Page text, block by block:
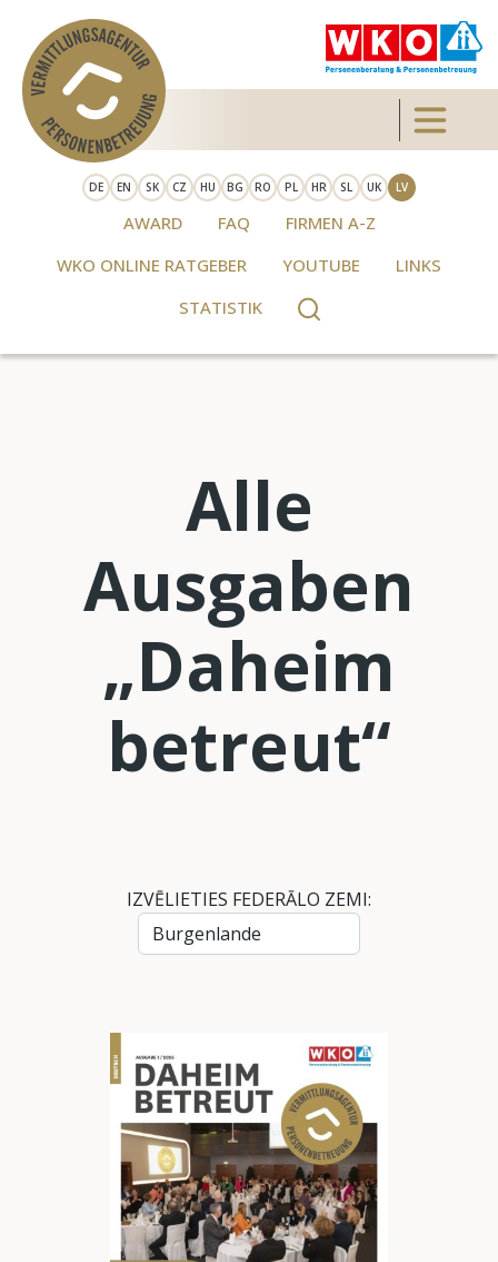
Skip to main content Toggle
DE EN SK CZ HU BG RO PL HR SL UK LV
AWARD FAQ
FIRMEN A-Z
WKO ONLINE RATGEBER
YOUTUBE
LINKS
STATISTIK
Alle
Ausgaben
„Daheim
betreut“
IZVĒLIETIES FEDERĀLO ZEMI: